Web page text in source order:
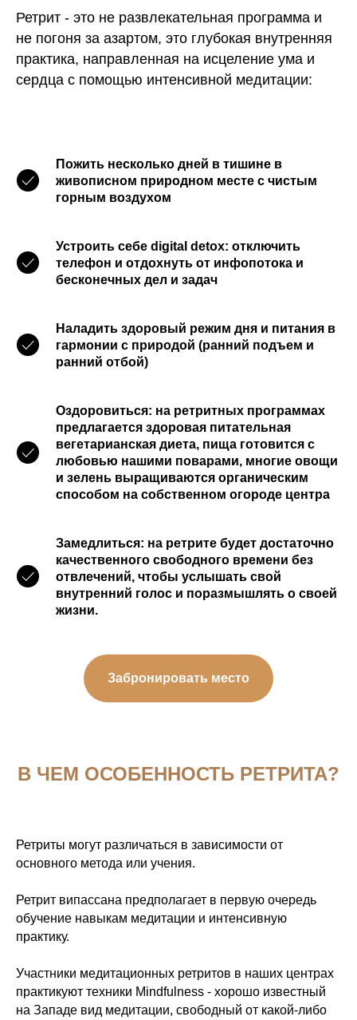
Ретрит - это не развлекательная программа и
не погоня за азартом, это глубокая внутренняя
практика, направленная на исцеление ума и
сердца с помощью интенсивной медитации:
Пожить несколько дней в тишине в
живописном природном месте с чистым
горным воздухом
Устроить себе digital detox: отключить
телефон и отдохнуть от инфопотока и
бесконечных дел и задач
Наладить здоровый режим дня и питания в
гармонии с природой (ранний подъем и
ранний отбой)
Оздоровиться: на ретритных программах
предлагается здоровая питательная
вегетарианская диета, пища готовится с
любовью нашими поварами, многие овощи
и зелень выращиваются органическим
способом на собственном огороде центра
Замедлиться: на ретрите будет достаточно
качественного свободного времени без
отвлечений, чтобы услышать свой
внутренний голос и поразмышлять о своей
жизни.
Забронировать место
В ЧЕМ ОСОБЕННОСТЬ РЕТРИТА?
Ретриты могут различаться в зависимости от
основного метода или учения.
Ретрит випассана предполагает в первую очередь
обучение навыкам медитации и интенсивную
практику.
Участники медитационных ретритов в наших центрах
практикуют техники Mindfulness - хорошо известный
на Западе вид медитации, свободный от какой-либо